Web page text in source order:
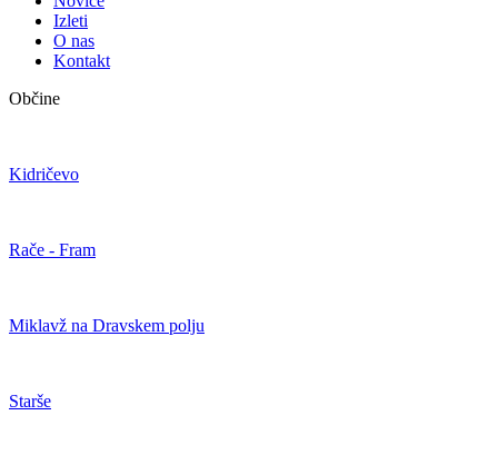
Izleti
O nas
Kontakt
Občine
Kidričevo
Rače - Fram
Miklavž na Dravskem polju
Starše